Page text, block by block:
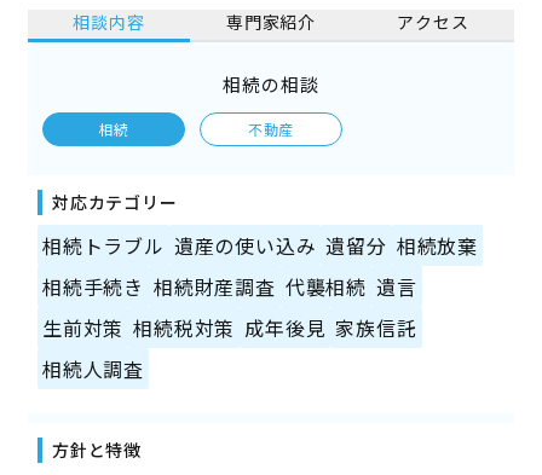
相談内容 専門家紹介 アクセス
相続の相談
相続 不動産
対応カテゴリー
相続トラブル 遺産の使い込み 遺留分 相続放棄
相続手続き 相続財産調査 代襲相続 遺言
生前対策 相続税対策 成年後見 家族信託
相続人調査
方針と特徴